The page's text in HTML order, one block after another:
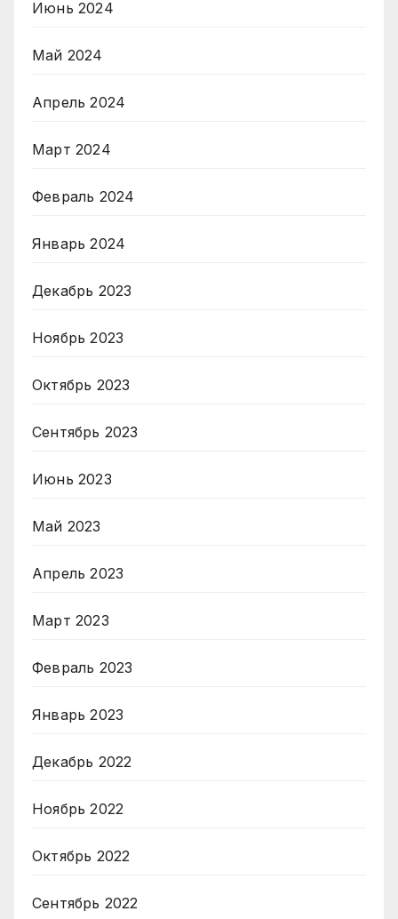
Июнь 2024
Май 2024
Апрель 2024
Март 2024
Февраль 2024
Январь 2024
Декабрь 2023
Ноябрь 2023
Октябрь 2023
Сентябрь 2023
Июнь 2023
Май 2023
Апрель 2023
Март 2023
Февраль 2023
Январь 2023
Декабрь 2022
Ноябрь 2022
Октябрь 2022
Сентябрь 2022